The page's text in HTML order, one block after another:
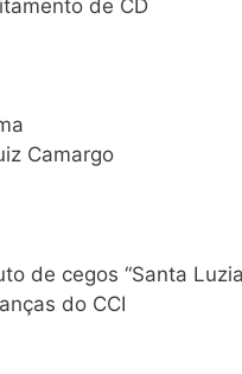
de CD
Camargo
de cegos “Santa
do CCI